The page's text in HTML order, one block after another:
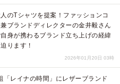
のTシャツを提案！ファッションコ
ブランドディレクターの金井毅さん
身が携わるブランド立ち上げの経緯
ります！
2026年01月20日 03時
「レイナの時間」にレザーブランド